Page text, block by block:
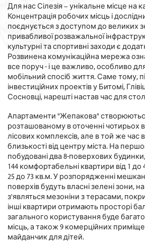
Для нас Сілезія – унікальне місце на
Концентрація робочих місць і
поєднується з доступом до великих
привабливої розважальної
культурні та спортивні заходи є
Розвинена комунікаційна мережа
все поруч - і це важливо, особливо
мобільний спосіб життя. Саме тому,
інвестиційних проектів у Битомі,
Сосновці, нарешті настав час для
Апартаменти "Жепакова"
розташованому в оточенні чотирьох
лісових комплексів, але в той же час
близькості від центру міста. На
побудовані два 8-поверхових
144 комфортабельні квартири від 1
25 до 73 кв.м. У розпорядженні
поверхів будуть власні зелені зони,
з'являться мезоніни з терасами,
інші квартири отримають просторі
загального користування буде
місць, а також 9 комерційних
майданчик для дітей.